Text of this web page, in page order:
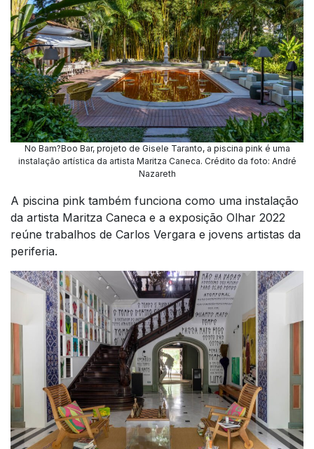
No Bam?Boo Bar, projeto de Gisele Taranto, a piscina pink é uma
instalação artística da artista Maritza Caneca. Crédito da foto: André
Nazareth
A piscina pink também funciona como uma instalação
da artista Maritza Caneca e a exposição Olhar 2022
reúne trabalhos de Carlos Vergara e jovens artistas da
periferia.